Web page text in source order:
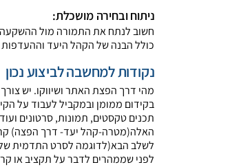
ניתוח ובחירה מושכלת:
חשוב לנתח את התמורה מול ההשקעה
כולל הבנה של הקהל היעד
נקודות למחשבה לביצוע נכון
מהי דרך הפצת האתר ושיווקו. יש
בקידום ממומן ובמקביל לעבוד על
תכנים טקסטים, תמונות, סרטונים
האלה(מטרה-קהל יעד- דרך הפצה)
לשלב הבא(לדוגמה לסרט התדמית
לפני שממהרים לדבר על תקציב או